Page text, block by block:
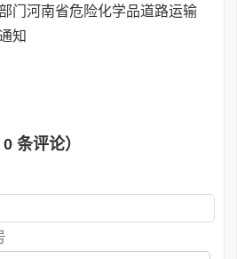
门河南省危险化学品道路运输
知
0 条评论）